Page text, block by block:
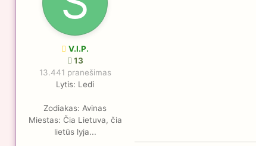
V.I.P.
13
13.441 pranešimas
Lytis: Ledi
Zodiakas: Avinas
Miestas: Čia Lietuva, čia
lietūs lyja...